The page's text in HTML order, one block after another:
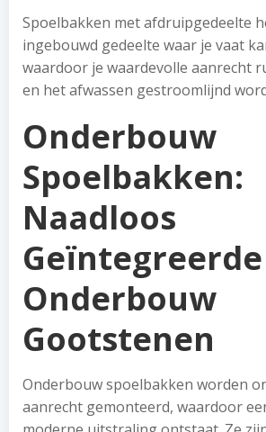
Spoelbakken met afdruipgedeelte
ingebouwd gedeelte waar je vaat
waardoor je waardevolle aanrecht
en het afwassen gestroomlijnd
Onderbouw
Spoelbakken:
Naadloos
Geïntegreerde
Onderbouw
Gootstenen
Onderbouw spoelbakken worden
aanrecht gemonteerd, waardoor